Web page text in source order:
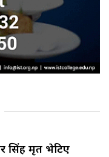
सिंह मृत भेटिए